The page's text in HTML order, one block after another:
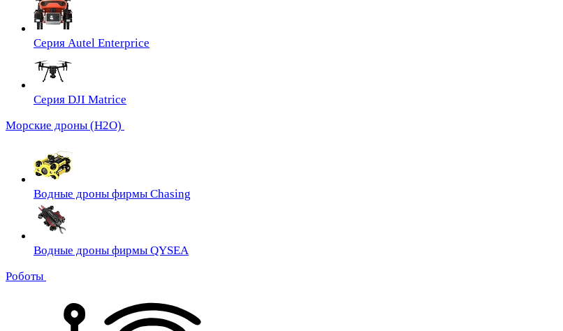
Серия Autel Enterprice
Серия DJI Matrice
Морские дроны (H2O)
Водные дроны фирмы Chasing
Водные дроны фирмы QYSEA
Роботы